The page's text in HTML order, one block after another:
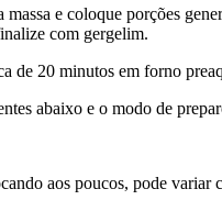
e coloque porções
com gergelim.
de 20 minutos em forno
abaixo e o modo de
aos poucos, pode variar